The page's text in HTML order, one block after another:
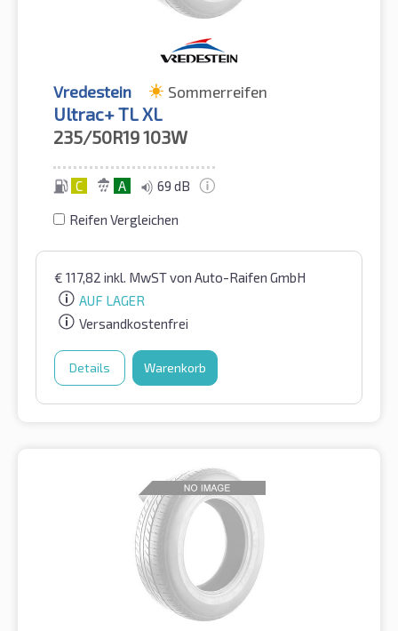
Vredestein Sommerreifen
Ultrac+ TL XL
235/50R19103W
C A 69 dB
Reifen Vergleichen
€ 117,82 inkl. MwSTvon Auto-Raifen GmbH
AUF LAGER
Versandkostenfrei
Details Warenkorb